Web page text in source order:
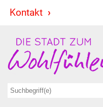
Kontakt